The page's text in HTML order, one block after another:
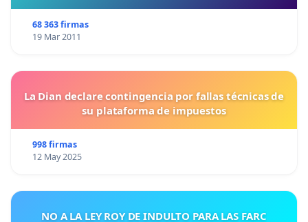
68 363 firmas
19 Mar 2011
La Dian declare contingencia por fallas técnicas de
su plataforma de impuestos
998 firmas
12 May 2025
NO A LA LEY ROY DE INDULTO PARA LAS FARC